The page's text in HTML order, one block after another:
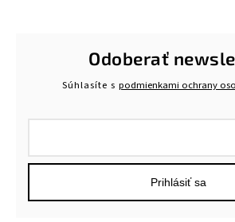
Odoberať
Súhlasíte s podmienkami ochrany
Prihlásiť sa